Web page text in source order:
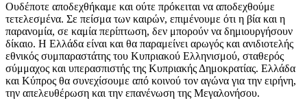
Ουδέποτε αποδεχθήκαμε και ούτε πρόκειται να αποδεχθούμε
τετελεσμένα. Σε πείσμα των καιρών, επιμένουμε ότι η βία και η
παρανομία, σε καμία περίπτωση, δεν μπορούν να δημιουργήσουν
δίκαιο. Η Ελλάδα είναι και θα παραμείνει αρωγός και ανιδιοτελής
εθνικός συμπαραστάτης του Κυπριακού Ελληνισμού, σταθερός
σύμμαχος και υπερασπιστής της Κυπριακής Δημοκρατίας. Ελλάδα
και Κύπρος θα συνεχίσουμε από κοινού τον αγώνα για την ειρήνη,
την απελευθέρωση και την επανένωση της Μεγαλονήσου.